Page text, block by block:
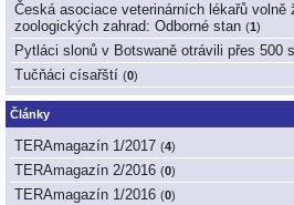
Česká asociace veterinárních lékařů
zoologických zahrad: Odborné stan (1 )
Pytláci slonů v Botswaně otrávili přes 500
Tučňáci císařští (0)
Články
TERAmagazín 1/2017 (4)
TERAmagazín 2/2016 (0)
TERAmagazín 1/2016 (0)